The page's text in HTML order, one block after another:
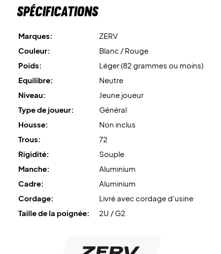
Spécifications
Marques:
ZERV
Couleur:
Blanc / Rouge
Poids:
Léger (82 grammes ou moins)
Equilibre:
Neutre
Niveau:
Jeune joueur
Type de joueur:
Général
Housse:
Non inclus
Trous:
72
Rigidité:
Souple
Manche:
Aluminium
Cadre:
Aluminium
Cordage:
Livré avec cordage d'usine
Taille de la poignée:
2U / G2